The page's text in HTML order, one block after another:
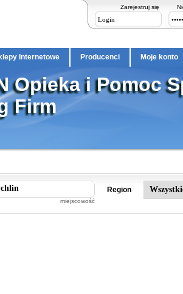
Zarejestruj się
Internetowe Producenci Moje konto
Opieka i Pomoc
Firm
miejscowość
Region